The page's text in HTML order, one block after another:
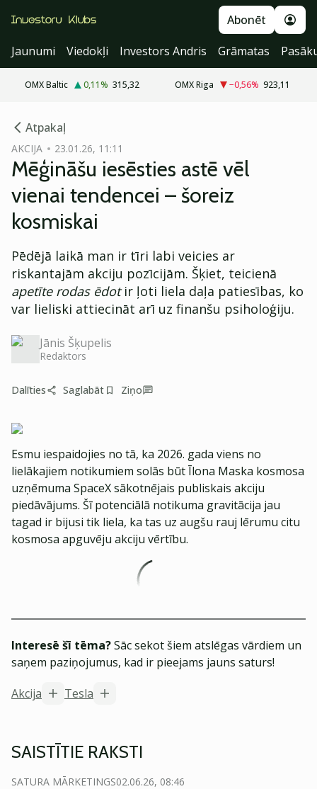
Abonēt
Jaunumi
Viedokļi Investors Andris Grāmatas
OMX Baltic 0,11% 315,32 OMX Riga −0,56% 923,11
Atpakaļ
AKCIJA 23.01.26, 11:11
Mēģināšu iesēsties astē vēl
vienai tendencei – šoreiz
kosmiskai
Pēdējā laikā man ir tīri labi veicies ar
riskantajām akciju pozīcijām. Šķiet, teicienā
apetīte rodas ēdotir ļoti liela daļa patiesības, ko
var lieliski attiecināt arī uz finanšu psiholoģiju.
Jānis Šķupelis
Redaktors
Dalīties Saglabāt Ziņo
Esmu iespaidojies no tā, ka 2026. gada viens no
lielākajiem notikumiem solās būt Īlona Maska kosmosa
uzņēmuma SpaceX sākotnējais publiskais akciju
piedāvājums. Šī potenciālā notikuma gravitācija jau
tagad ir bijusi tik liela, ka tas uz augšu rauj lērumu citu
kosmosa apguvēju akciju vērtību.
Interesē šī tēma?Sāc sekot šiem atslēgas vārdiem un
saņem paziņojumus, kad ir pieejams jauns saturs!
Akcija
Tesla
SAISTĪTIE RAKSTI
SATURA MĀRKETINGS02.06.26, 08:46